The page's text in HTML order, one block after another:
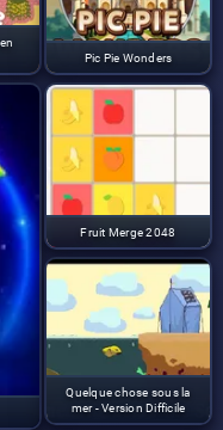
Pic Pie Wonders
Fruit Merge 2048
Quelque chose sous la
mer - Version Difficile